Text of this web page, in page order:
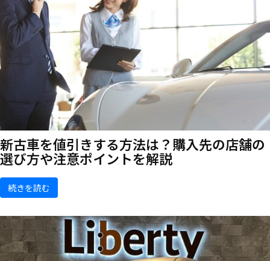
新古車を値引きする方法は？購入先の店舗の
選び方や注意ポイントを解説
続きを読む